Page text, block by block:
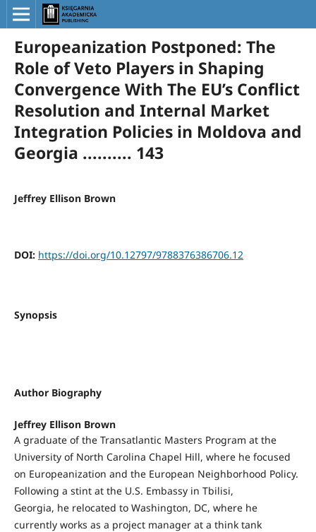
Europeanization Postponed: The
Role of Veto Players in Shaping
Convergence With The EU’s Conflict
Resolution and Internal Market
Integration Policies in Moldova and
Georgia .......... 143
Jeffrey Ellison Brown
DOI: https://doi.org/10.12797/9788376386706.12
Synopsis
Author Biography
Jeffrey Ellison Brown
A graduate of the Transatlantic Masters Program at the
University of North Carolina Chapel Hill, where he focused
on Europeanization and the European Neighborhood Policy.
Following a stint at the U.S. Embassy in Tbilisi,
Georgia, he relocated to Washington, DC, where he
currently works as a project manager at a think tank